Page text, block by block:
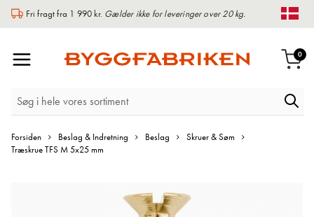
Fri fragt fra 1 990 kr. Gælder ikke for leveringer over 20 kg.
0
Forsiden Beslag & Indretning Beslag
Skruer & Søm
Træskrue TFS M 5x25 mm